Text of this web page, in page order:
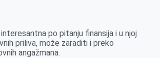
po pitanju finansija i u njoj
priliva, može zaraditi i preko
angažmana.